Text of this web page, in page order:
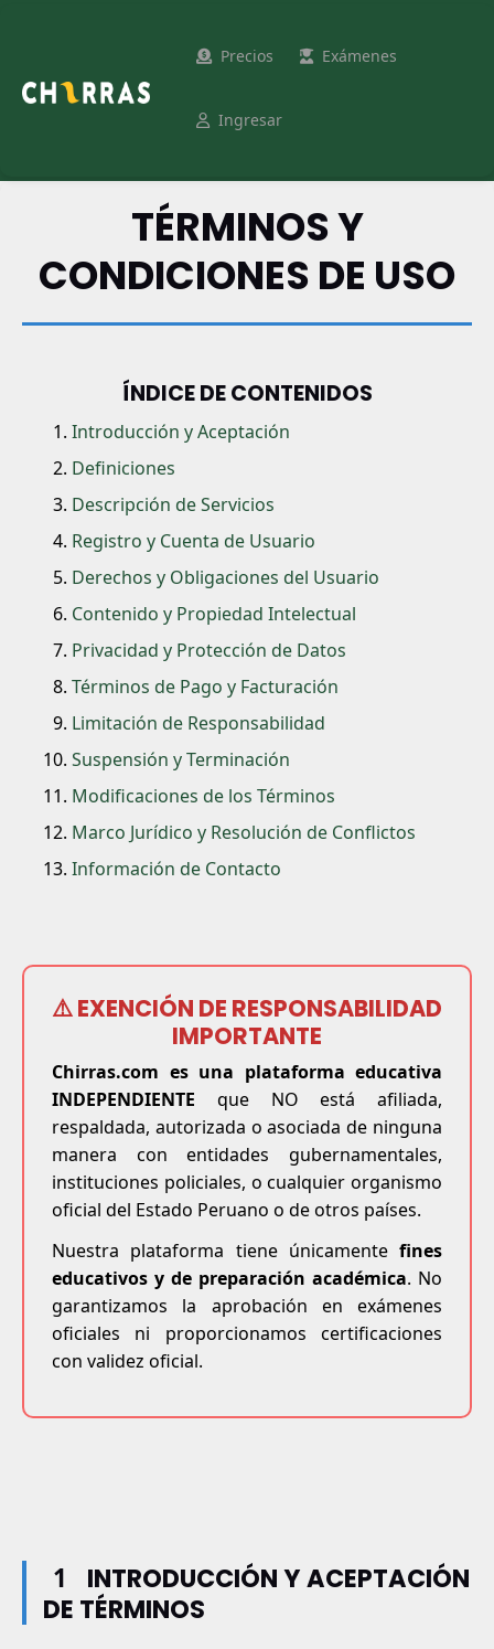
Precios Exámenes
Ingresar
TÉRMINOS Y
CONDICIONES DE USO
ÍNDICE DE CONTENIDOS
Introducción y Aceptación
Definiciones
Descripción de Servicios
Registro y Cuenta de Usuario
Derechos y Obligaciones del Usuario
Contenido y Propiedad Intelectual
Privacidad y Protección de Datos
Términos de Pago y Facturación
Limitación de Responsabilidad
Suspensión y Terminación
Modificaciones de los Términos
Marco Jurídico y Resolución de Conflictos
Información de Contacto
⚠️ EXENCIÓN DE RESPONSABILIDAD
IMPORTANTE
Chirras.com es una plataforma educativa
INDEPENDIENTE que NO está afiliada,
respaldada, autorizada o asociada de ninguna
manera con entidades gubernamentales,
instituciones policiales, o cualquier organismo
oficial del Estado Peruano o de otros países.
Nuestra plataforma tiene únicamente fines
educativos y de preparación académica. No
garantizamos la aprobación en exámenes
oficiales ni proporcionamos certificaciones
con validez oficial.
1
INTRODUCCIÓN Y ACEPTACIÓN
DE TÉRMINOS